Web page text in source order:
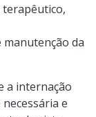
terapêutico,
manutenção da
a internação
e